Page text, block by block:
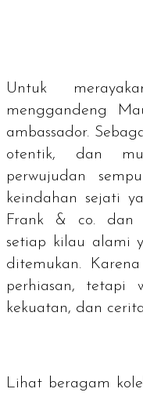
Untuk
menggandeng
ambassador.
otentik, dan
perwujudan
keindahan sejati
Frank & co. dan
setiap kilau alami
ditemukan.
perhiasan, tetapi
kekuatan, dan
Lihat beragam